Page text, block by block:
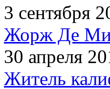
3 сентября
Жорж Де
30 апреля
Житель